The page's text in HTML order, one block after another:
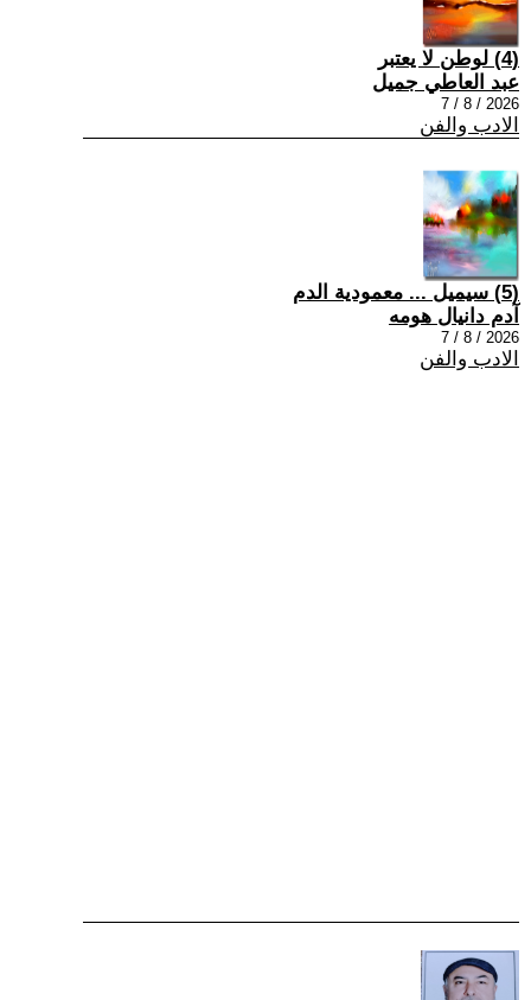
(4) لوطن لا يعتبر
عبد العاطي جميل
2026 / 8 / 7
الادب والفن
(5) سيميل ... معمودية الدم
آدم دانيال هومه
2026 / 8 / 7
الادب والفن